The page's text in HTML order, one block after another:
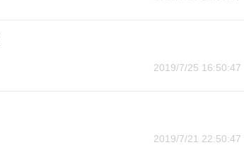
2019/7/25 16:50:47
2019/7/21 22:50:47